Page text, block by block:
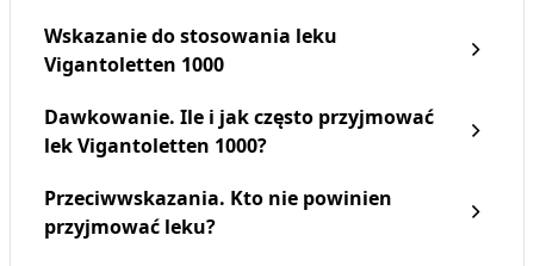
Wskazanie do stosowania leku
Vigantoletten 1000
Dawkowanie. Ile i jak często przyjmować
lek Vigantoletten 1000?
Przeciwwskazania. Kto nie powinien
przyjmować leku?